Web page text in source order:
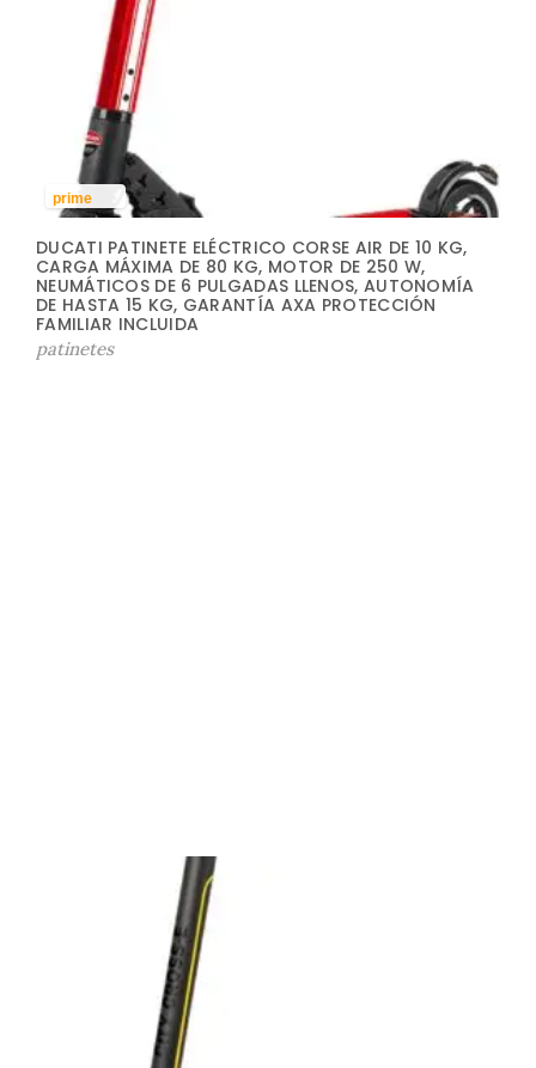
prime
DUCATI PATINETE ELÉCTRICO CORSE AIR DE 10 KG,
CARGA MÁXIMA DE 80 KG, MOTOR DE 250 W,
NEUMÁTICOS DE 6 PULGADAS LLENOS, AUTONOMÍA
DE HASTA 15 KG, GARANTÍA AXA PROTECCIÓN
FAMILIAR INCLUIDA
patinetes